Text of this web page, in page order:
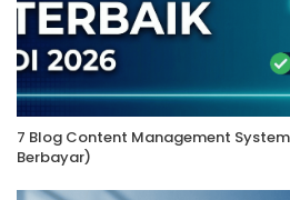
7 Blog Content Management
Berbayar)